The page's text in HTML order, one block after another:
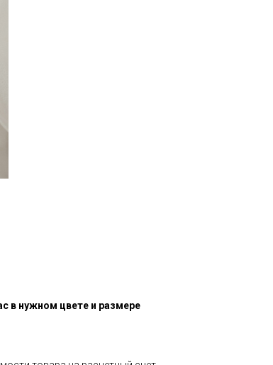
в нужном цвете и размере